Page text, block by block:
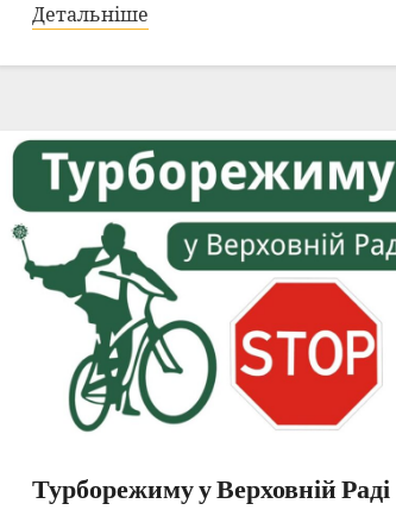
Детальніше
Турборежиму у Верховній Раді